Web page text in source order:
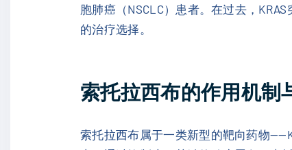
胞肺癌（NSCLC）患者。在过去，
的治疗选择。
索托拉西布的作用机制
索托拉西布属于一类新型的靶向药物